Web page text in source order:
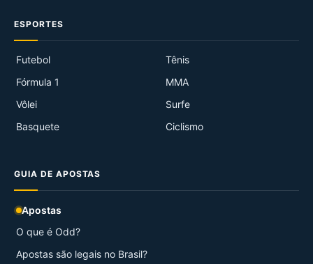
ESPORTES
Futebol
Fórmula 1
Vôlei
Basquete
Tênis
MMA
Surfe
Ciclismo
GUIA DE APOSTAS
Apostas
O que é Odd?
Apostas são legais no Brasil?